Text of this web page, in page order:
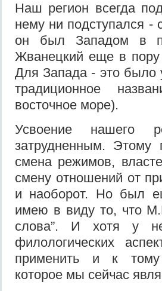
Наш регион всегда
нему ни подступался -
он был Западом в
Жванецкий еще в пору
Для Запада - это было
традиционное
восточное море).
Усвоение нашего
затрудненным. Этому
смена режимов,
смену отношений от
и наоборот. Но был
имею в виду то, что
слова”. И хотя у
филологических
применить и к тому
которое мы сейчас